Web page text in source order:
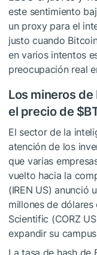
este sentimiento
un proxy para el
justo cuando
en varios intentos
preocupación real
Los mineros
el precio de
El sector de la
atención de los
que varias
vuelto hacia la
(IREN US) anunció
millones de
Scientific (CORZ
expandir su
La tasa de hash de